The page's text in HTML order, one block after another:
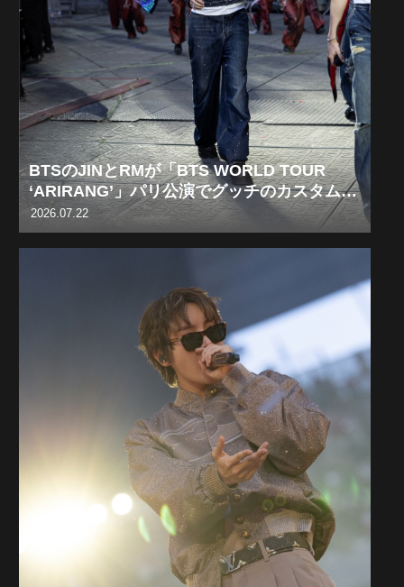
BTSのJINとRMが「BTS WORLD TOUR
‘ARIRANG’」パリ公演でグッチのカスタムル
ックを着用
2026.07.22